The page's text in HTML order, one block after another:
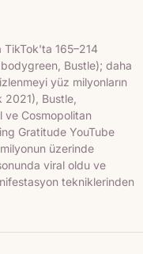
165–214
Bustle); daha
yüz milyonların
2021), Bustle,
ve Cosmopolitan
Gratitude YouTube
üzerinde
viral oldu ve
tekniklerinden